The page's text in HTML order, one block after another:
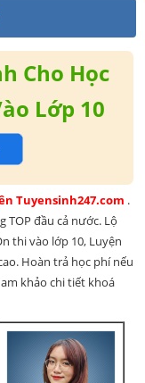
Cho Học
Lớp 10
Tuyensinh247.com .
đầu cả nước. Lộ
thi vào lớp 10, Luyện
Hoàn trả học phí nếu
khảo chi tiết khoá